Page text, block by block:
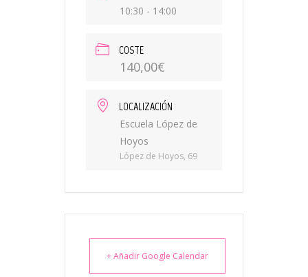
10:30 - 14:00
COSTE
140,00€
LOCALIZACIÓN
Escuela López de
Hoyos
López de Hoyos, 69
+ Añadir Google Calendar